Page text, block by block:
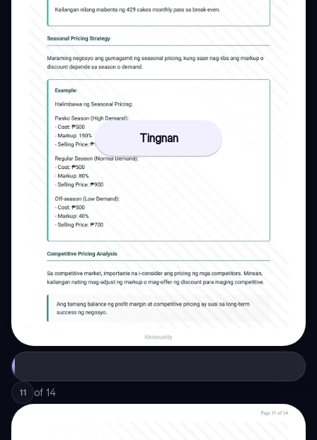
Tingnan
11 of 14